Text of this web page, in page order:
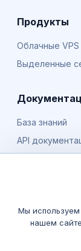
Продукты
Облачные VPS
Выделенные
База знаний
API
О нас
Мы
нашем